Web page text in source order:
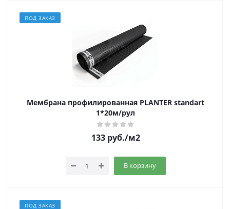
ПОД ЗАКАЗ
Мембрана профилированная PLANTER standart
1*20м/рул
133руб./м2
В корзину
ПОД ЗАКАЗ